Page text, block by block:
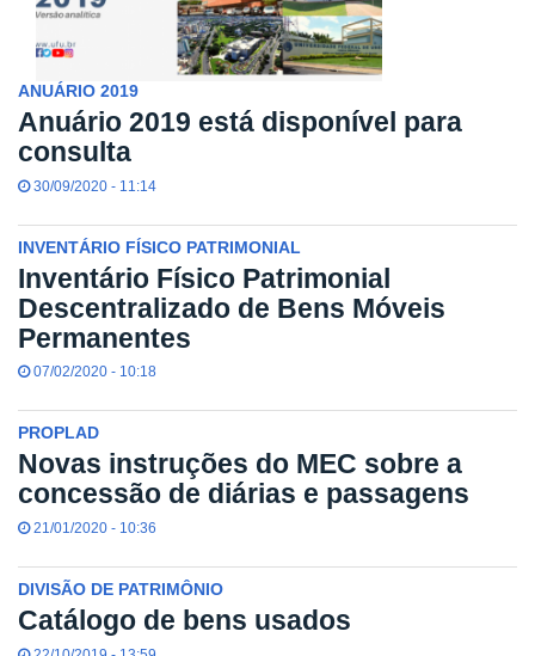
ANUÁRIO 2019
Anuário 2019 está disponível para
consulta
30/09/2020 - 11:14
INVENTÁRIO FÍSICO PATRIMONIAL
Inventário Físico Patrimonial
Descentralizado de Bens Móveis
Permanentes
07/02/2020 - 10:18
PROPLAD
Novas instruções do MEC sobre a
concessão de diárias e passagens
21/01/2020 - 10:36
DIVISÃO DE PATRIMÔNIO
Catálogo de bens usados